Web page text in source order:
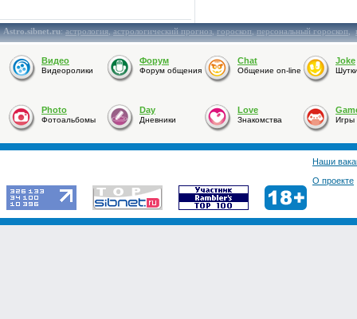
Astro.sibnet.ru:астрология,астрологический прогноз,гороскоп,персональный гороскоп,
Видео
Видеоролики
Форум
Форум общения
Chat
Общение on-line
Joke
Photo
Фотоальбомы
Day
Дневники
Love
Знакомства Игры
Наши
О проекте